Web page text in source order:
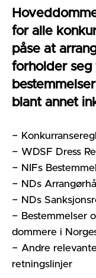
for alle
påse at
forholder seg
blant annet
−
− WDSF Dress
− NIFs
− NDs
− NDs
− Bestemmelser
dommere i
− Andre
retningslinjer